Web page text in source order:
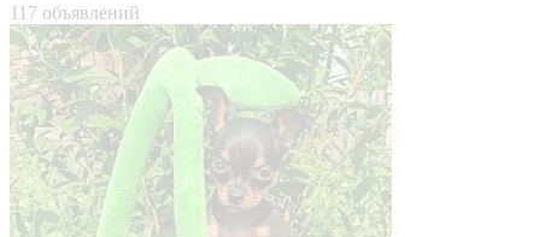
117 объявлений